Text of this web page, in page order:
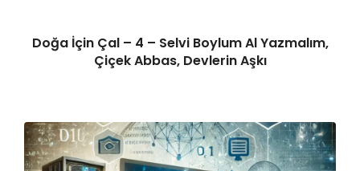
Doğa İçin Çal – 4 – Selvi Boylum Al Yazmalım,
Çiçek Abbas, Devlerin Aşkı